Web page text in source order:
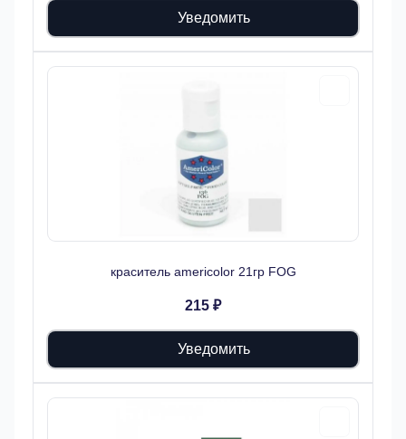
Уведомить
краситель americolor 21гр FOG
215 ₽
Уведомить